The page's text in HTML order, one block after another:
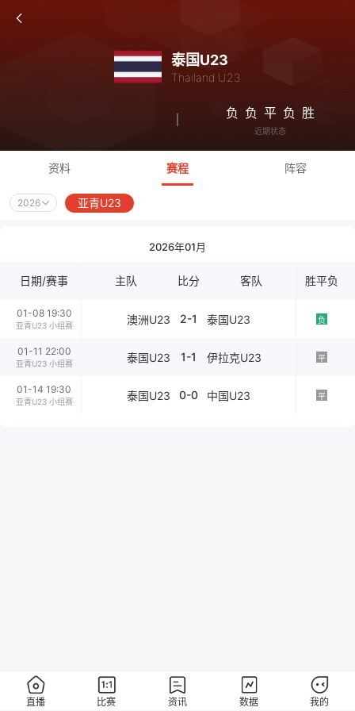
泰国U23
Thailand U23
负 负 平 负 胜
近期状态
资料 赛程 阵容
2026 亚青U23
2026年01月
日期/赛事 主队 比分 客队 胜平负
01-08 19:30
亚青U23 小组赛 澳洲U23 2-1 泰国U23 负
01-11 22:00
亚青U23 小组赛 泰国U23 1-1 伊拉克U23 平
01-14 19:30
亚青U23 小组赛 泰国U23 0-0 中国U23 平
直播 比赛 资讯 数据 我的